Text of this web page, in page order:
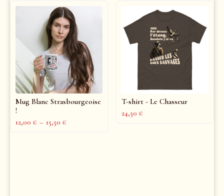
Mug Blanc Strasbourgeoise
!
12,00 € – 15,50 €
T-shirt - Le Chasseur
24,50 €